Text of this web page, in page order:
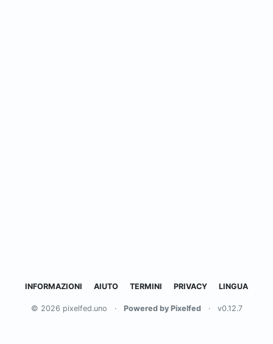
INFORMAZIONI AIUTO TERMINI PRIVACY LINGUA
© 2026 pixelfed.uno · Powered by Pixelfed · v0.12.7